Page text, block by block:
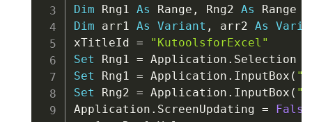
Dim Rng1 As Range , Rng2 As
Dim arr1 As Variant , arr2 As
xTitleId =
"KutoolsforExcel"
Set Rng1 = Application .
Set Rng1 = Application . InputBox (
Set Rng2 = Application . InputBox (
Application . ScreenUpdating =
False